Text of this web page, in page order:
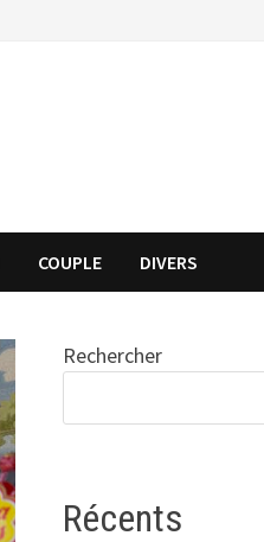
COUPLE DIVERS
Rechercher
Récents